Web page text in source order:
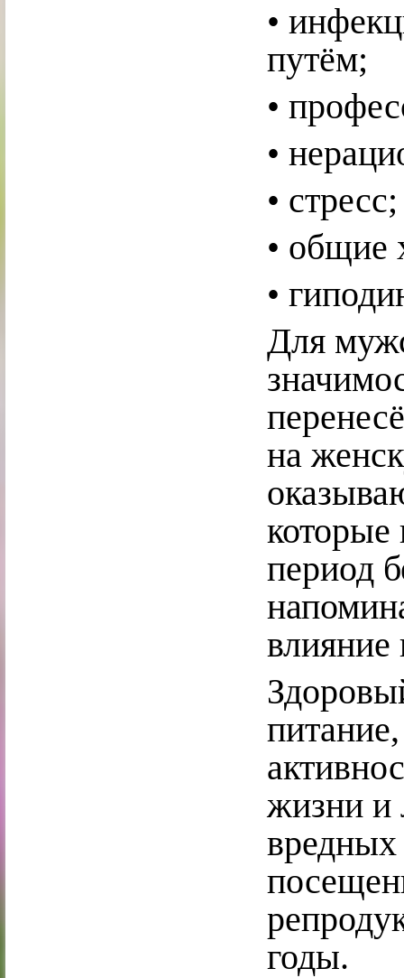
•
путём;
•
•
• стресс;
• общие
•
Для
на
которые
период
жизни и
вредных
годы.